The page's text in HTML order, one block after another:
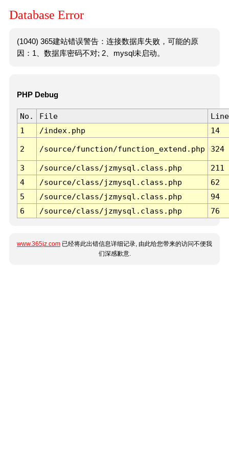
Database Error
(1040) 365建站错误警告：连接数据库失败，可能的原
因：1、数据库密码不对; 2、mysql未启动。
PHP Debug
No. File
Line
1
/index.php 14
2 /source/function/function_extend.php 324
3 /source/class/jzmysql.class.php
211
4
/source/class/jzmysql.class.php
62
5
/source/class/jzmysql.class.php
94
6
/source/class/jzmysql.class.php 76
www.365jz.com 已经将此出错信息详细记录, 由此给您带来的访问不便我
们深感歉意.